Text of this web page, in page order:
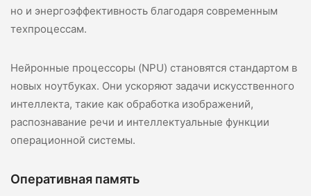
но и энергоэффективность благодаря современным
техпроцессам.
Нейронные процессоры (NPU) становятся стандартом в
новых ноутбуках. Они ускоряют задачи искусственного
интеллекта, такие как обработка изображений,
распознавание речи и интеллектуальные функции
операционной системы.
Оперативная память